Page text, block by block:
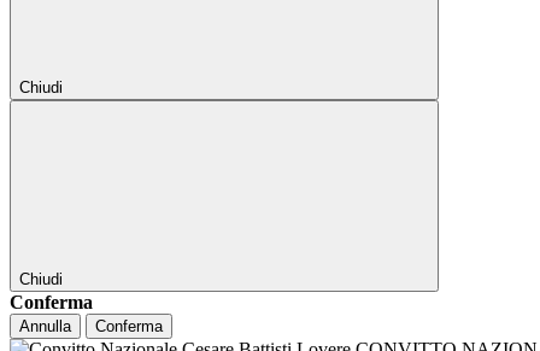
Chiudi
Chiudi
Conferma
Annulla Conferma